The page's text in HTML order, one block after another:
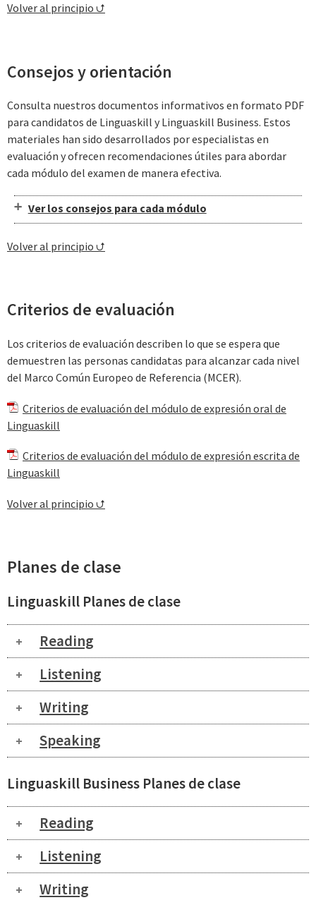
Volver al principio ⮍
Consejos y orientación
Consulta nuestros documentos informativos en formato PDF
para candidatos de Linguaskill y Linguaskill Business. Estos
materiales han sido desarrollados por especialistas en
evaluación y ofrecen recomendaciones útiles para abordar
cada módulo del examen de manera efectiva.
Ver los consejos para cada módulo
Volver al principio ⮍
Criterios de evaluación
Los criterios de evaluación describen lo que se espera que
demuestren las personas candidatas para alcanzar cada nivel
del Marco Común Europeo de Referencia (MCER).
Criterios de evaluación del módulo de expresión oral de
Linguaskill
Criterios de evaluación del módulo de expresión escrita de
Linguaskill
Volver al principio ⮍
Planes de clase
Linguaskill Planes de clase
Reading
Listening
Writing
Speaking
Linguaskill Business Planes de clase
Reading
Listening
Writing